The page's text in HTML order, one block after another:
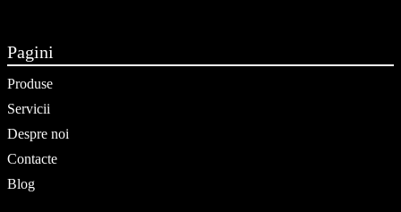
Pagini
Produse
Servicii
Despre noi
Contacte
Blog